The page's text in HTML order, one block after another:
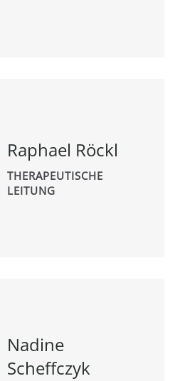
Raphael Röckl
THERAPEUTISCHE
LEITUNG
Nadine
Scheffczyk